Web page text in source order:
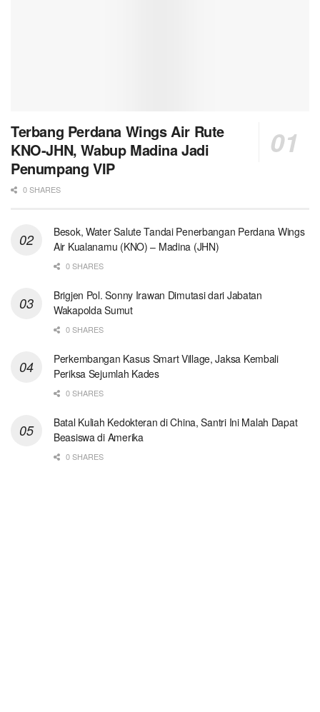
Terbang Perdana Wings Air Rute
KNO-JHN, Wabup Madina Jadi
Penumpang VIP
0 SHARES
Besok, Water Salute Tandai Penerbangan Perdana Wings
Air Kualanamu (KNO) – Madina (JHN)
0 SHARES
Brigjen Pol. Sonny Irawan Dimutasi dari Jabatan
Wakapolda Sumut
0 SHARES
Perkembangan Kasus Smart Village, Jaksa Kembali
Periksa Sejumlah Kades
0 SHARES
Batal Kuliah Kedokteran di China, Santri Ini Malah Dapat
Beasiswa di Amerika
0 SHARES